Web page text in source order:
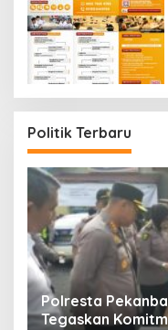
Politik Terbaru
Polresta
Tegaskan